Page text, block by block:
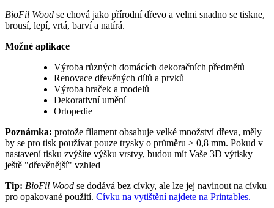
BioFil Wood se chová jako přírodní dřevo a velmi snadno se tiskne,
brousí, lepí, vrtá, barví a natírá.
Možné aplikace
Výroba různých domácích dekoračních předmětů
Renovace dřevěných dílů a prvků
Výroba hraček a modelů
Dekorativní umění
Ortopedie
Poznámka: protože filament obsahuje velké množství dřeva, měly
by se pro tisk používat pouze trysky o průměru ≥ 0,8 mm. Pokud v
nastavení tisku zvýšíte výšku vrstvy, budou mít Vaše 3D výtisky
ještě "dřevěnější" vzhled
Tip: BioFil Wood se dodává bez cívky, ale lze jej navinout na cívku
pro opakované použití. Cívku na vytištění najdete na Printables.